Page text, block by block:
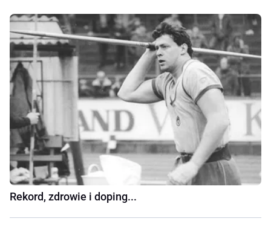
Rekord, zdrowie i doping...